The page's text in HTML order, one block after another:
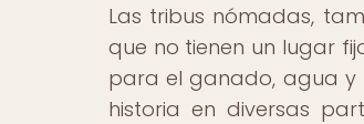
Las tribus nómadas,
que no tienen un lugar
para el ganado, agua y
historia en diversas